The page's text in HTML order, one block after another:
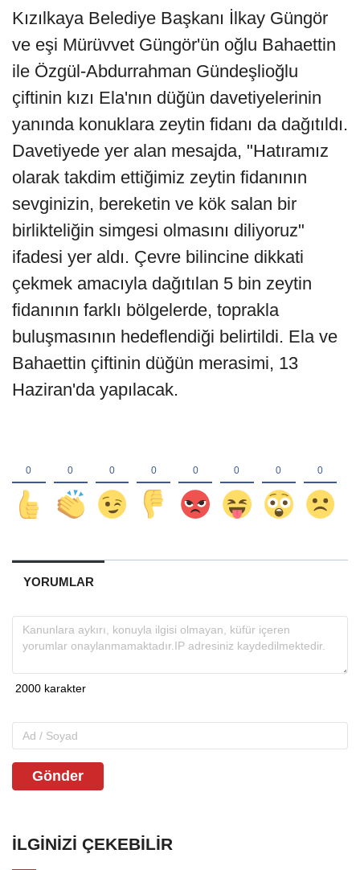
Kızılkaya Belediye Başkanı İlkay Güngör
ve eşi Mürüvvet Güngör'ün oğlu Bahaettin
ile Özgül-Abdurrahman Gündeşlioğlu
çiftinin kızı Ela'nın düğün davetiyelerinin
yanında konuklara zeytin fidanı da dağıtıldı.
Davetiyede yer alan mesajda, "Hatıramız
olarak takdim ettiğimiz zeytin fidanının
sevginizin, bereketin ve kök salan bir
birlikteliğin simgesi olmasını diliyoruz"
ifadesi yer aldı. Çevre bilincine dikkati
çekmek amacıyla dağıtılan 5 bin zeytin
fidanının farklı bölgelerde, toprakla
buluşmasının hedeflendiği belirtildi. Ela ve
Bahaettin çiftinin düğün merasimi, 13
Haziran'da yapılacak.
YORUMLAR
Gönder
İLGINIZI ÇEKEBILIR